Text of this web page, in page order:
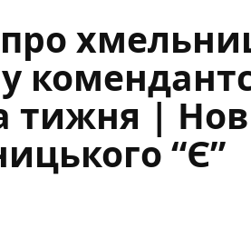
тижня |
“Є”